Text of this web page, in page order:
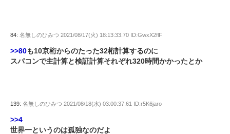
84: 名無しのひみつ 2021/08/17(火) 18:13:33.70 ID:GwxX2flF
>>80も10京桁からのたった32桁計算するのに
スパコンで主計算と検証計算それぞれ320時間かかったとか
139: 名無しのひみつ 2021/08/18(水) 03:00:37.61 ID:r5K6jaro
>>4
世界一というのは孤独なのだよ